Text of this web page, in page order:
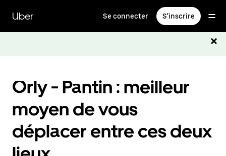
contenu
principal
Uber Se connecter S'inscrire
Orly - Pantin : meilleur
moyen de vous
déplacer entre ces deux